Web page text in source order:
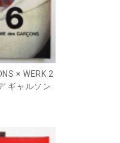
× WERK 2
ギャルソン